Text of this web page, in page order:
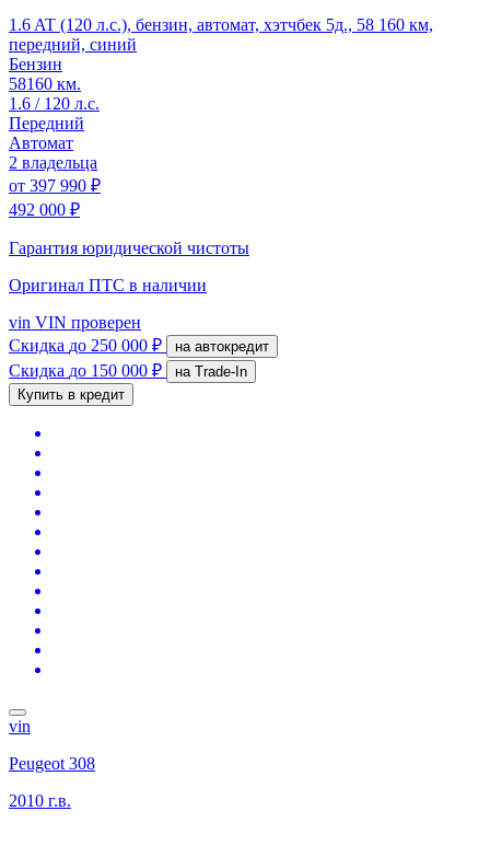
1.6 AT (120 л.с.), бензин, автомат, хэтчбек 5д., 58 160 км,
передний, синий
Бензин
58160 км.
1.6 / 120 л.с.
Передний
Автомат
2 владельца
от 397 990 ₽
492 000 ₽
Гарантия юридической чистоты
Оригинал ПТС в наличии
vin VIN проверен
Скидка до 250 000 ₽ на автокредит
Скидка до 150 000 ₽
на Trade-In
Купить в кредит
vin
Peugeot 308
2010 г.в.